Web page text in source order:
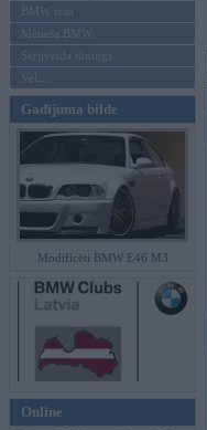
BMW testi
Mēneša BMW
Sērijveida tūnings
Vel...
Gadījuma bilde
Modificēti BMW E46 M3
Online